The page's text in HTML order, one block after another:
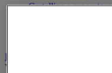
Cartellina e separatore
Decorazione
Vedi tutte le categorie